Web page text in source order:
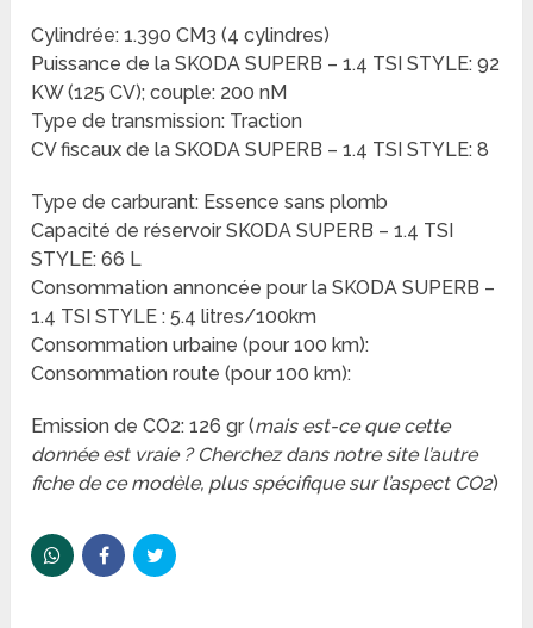
Cylindrée: 1.390 CM3 (4 cylindres)
Puissance de la SKODA SUPERB – 1.4 TSI STYLE: 92
KW (125 CV); couple: 200 nM
Type de transmission: Traction
CV fiscaux de la SKODA SUPERB – 1.4 TSI STYLE: 8
Type de carburant: Essence sans plomb
Capacité de réservoir SKODA SUPERB – 1.4 TSI
STYLE: 66 L
Consommation annoncée pour la SKODA SUPERB –
1.4 TSI STYLE : 5.4 litres/100km
Consommation urbaine (pour 100 km):
Consommation route (pour 100 km):
Emission de CO2: 126 gr (mais est-ce que cette
donnée est vraie ? Cherchez dans notre site l’autre
fiche de ce modèle, plus spécifique sur l’aspect CO2)